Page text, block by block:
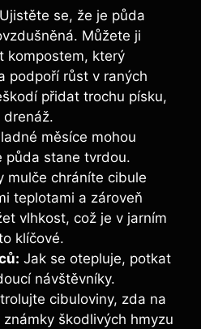
Ujistěte se, že je půda
Můžete ji
kompostem, který
podpoří růst v raných
přidat trochu písku,
drenáž.
měsíce mohou
půda stane tvrdou.
mulče chráníte cibule
teplotami a zároveň
vlhkost, což je v jarním
klíčové.
Jak se otepluje, potkat
návštěvníky.
cibuloviny, zda na
škodlivých hmyzu